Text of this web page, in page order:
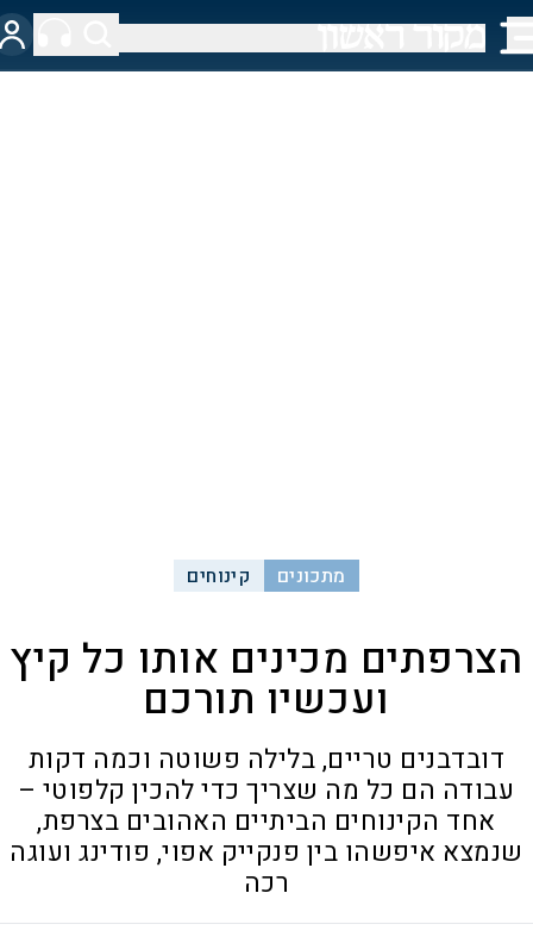
מתכונים קינוחים
הצרפתים מכינים אותו כל קיץ
ועכשיו תורכם
דובדבנים טריים, בלילה פשוטה וכמה דקות
עבודה הם כל מה שצריך כדי להכין קלפוטי –
אחד הקינוחים הביתיים האהובים בצרפת,
שנמצא איפשהו בין פנקייק אפוי, פודינג ועוגה
רכה